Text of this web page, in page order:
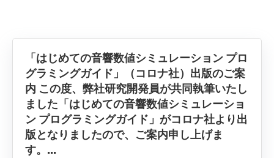
「はじめての音響数値シミュレーション プロ
グラミングガイド」（コロナ社）出版のご案
内 この度、弊社研究開発員が共同執筆いたし
ました「はじめての音響数値シミュレーショ
ン プログラミングガイド」がコロナ社より出
版となりましたので、ご案内申し上げま
す。...